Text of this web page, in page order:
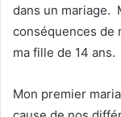
dans un mariage.
conséquences de
ma fille de 14 ans.
Mon premier